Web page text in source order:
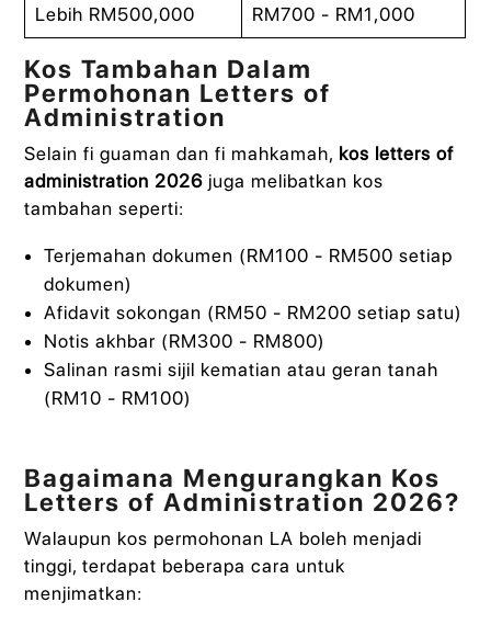
Lebih RM500,000 RM700 - RM1,000
Kos Tambahan Dalam
Permohonan Letters of
Administration
Selain fi guaman dan fi mahkamah, kos letters of
administration 2026 juga melibatkan kos
tambahan seperti:
Terjemahan dokumen (RM100 - RM500 setiap
dokumen)
Afidavit sokongan (RM50 - RM200 setiap satu)
Notis akhbar (RM300 - RM800)
Salinan rasmi sijil kematian atau geran tanah
(RM10 - RM100)
Bagaimana Mengurangkan Kos
Letters of Administration 2026?
Walaupun kos permohonan LA boleh menjadi
tinggi, terdapat beberapa cara untuk
menjimatkan: